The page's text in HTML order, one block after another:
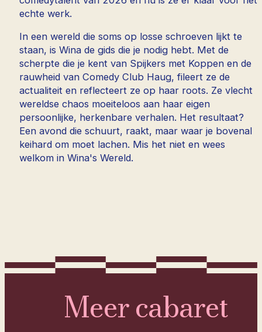
echte werk.
In een wereld die soms op losse schroeven lijkt te
staan, is Wina de gids die je nodig hebt. Met de
scherpte die je kent van Spijkers met Koppen en de
rauwheid van Comedy Club Haug, fileert ze de
actualiteit en reflecteert ze op haar roots. Ze vlecht
wereldse chaos moeiteloos aan haar eigen
persoonlijke, herkenbare verhalen. Het resultaat?
Een avond die schuurt, raakt, maar waar je bovenal
keihard om moet lachen. Mis het niet en wees
welkom in Wina's Wereld.
Meer cabaret